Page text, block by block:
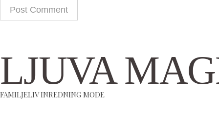
LJUVA
FAMILJELIV INREDNING MODE